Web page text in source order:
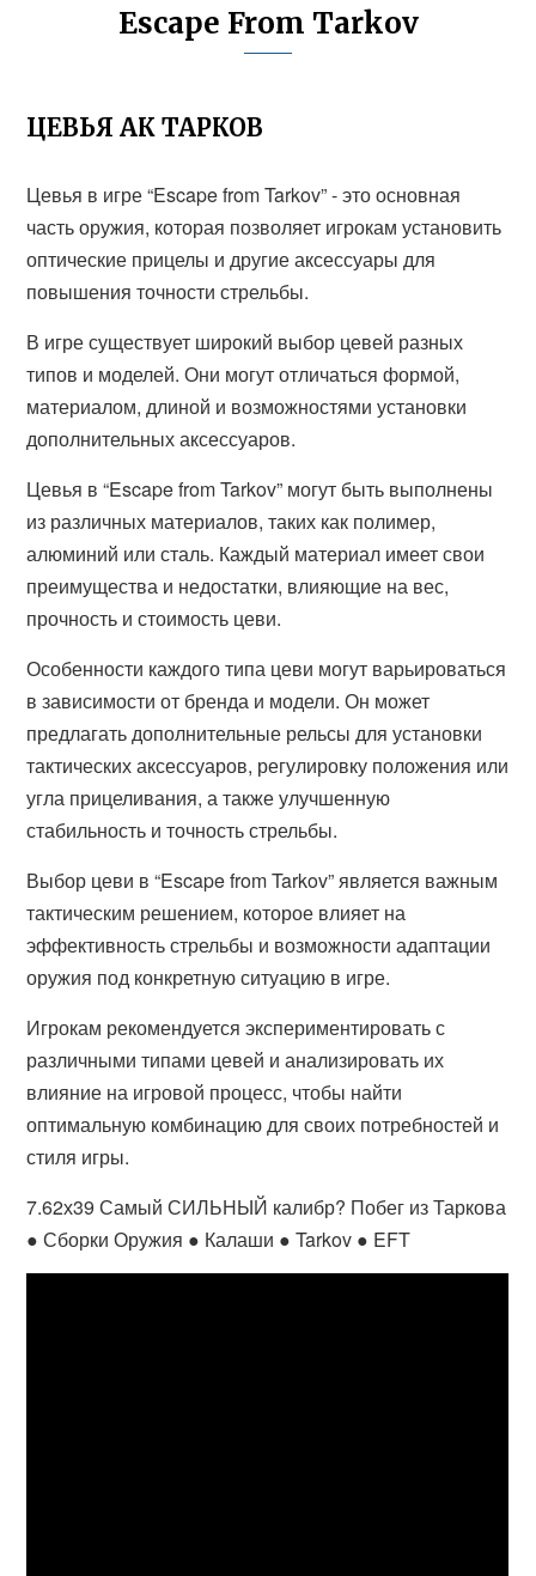
Escape From Tarkov
ЦЕВЬЯ АК ТАРКОВ
Цевья в игре “Escape from Tarkov” - это основная
часть оружия, которая позволяет игрокам установить
оптические прицелы и другие аксессуары для
повышения точности стрельбы.
В игре существует широкий выбор цевей разных
типов и моделей. Они могут отличаться формой,
материалом, длиной и возможностями установки
дополнительных аксессуаров.
Цевья в “Escape from Tarkov” могут быть выполнены
из различных материалов, таких как полимер,
алюминий или сталь. Каждый материал имеет свои
преимущества и недостатки, влияющие на вес,
прочность и стоимость цеви.
Особенности каждого типа цеви могут варьироваться
в зависимости от бренда и модели. Он может
предлагать дополнительные рельсы для установки
тактических аксессуаров, регулировку положения или
угла прицеливания, а также улучшенную
стабильность и точность стрельбы.
Выбор цеви в “Escape from Tarkov” является важным
тактическим решением, которое влияет на
эффективность стрельбы и возможности адаптации
оружия под конкретную ситуацию в игре.
Игрокам рекомендуется экспериментировать с
различными типами цевей и анализировать их
влияние на игровой процесс, чтобы найти
оптимальную комбинацию для своих потребностей и
стиля игры.
7.62х39 Самый СИЛЬНЫЙ калибр? Побег из Таркова
● Сборки Оружия ● Калаши ● Tarkov ● EFT